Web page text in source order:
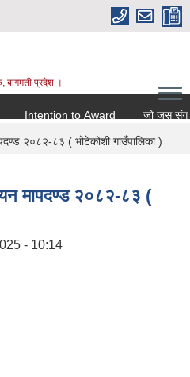
बागमती प्रदेश ।
Intention to Award जो जस संग
२०८२-८३ ( भोटेकोशी गाउँपालिका )
मापदण्ड २०८२-८३ (
- 10:14